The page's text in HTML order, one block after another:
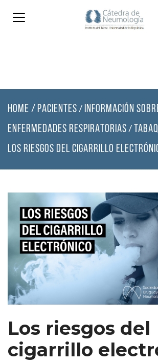
HOME / PACIENTES / INFORMACIÓN
ENFERMEDADES RESPIRATORIAS /
LOS RIESGOS DEL CIGARRILLO
Los riesgos del
cigarrillo